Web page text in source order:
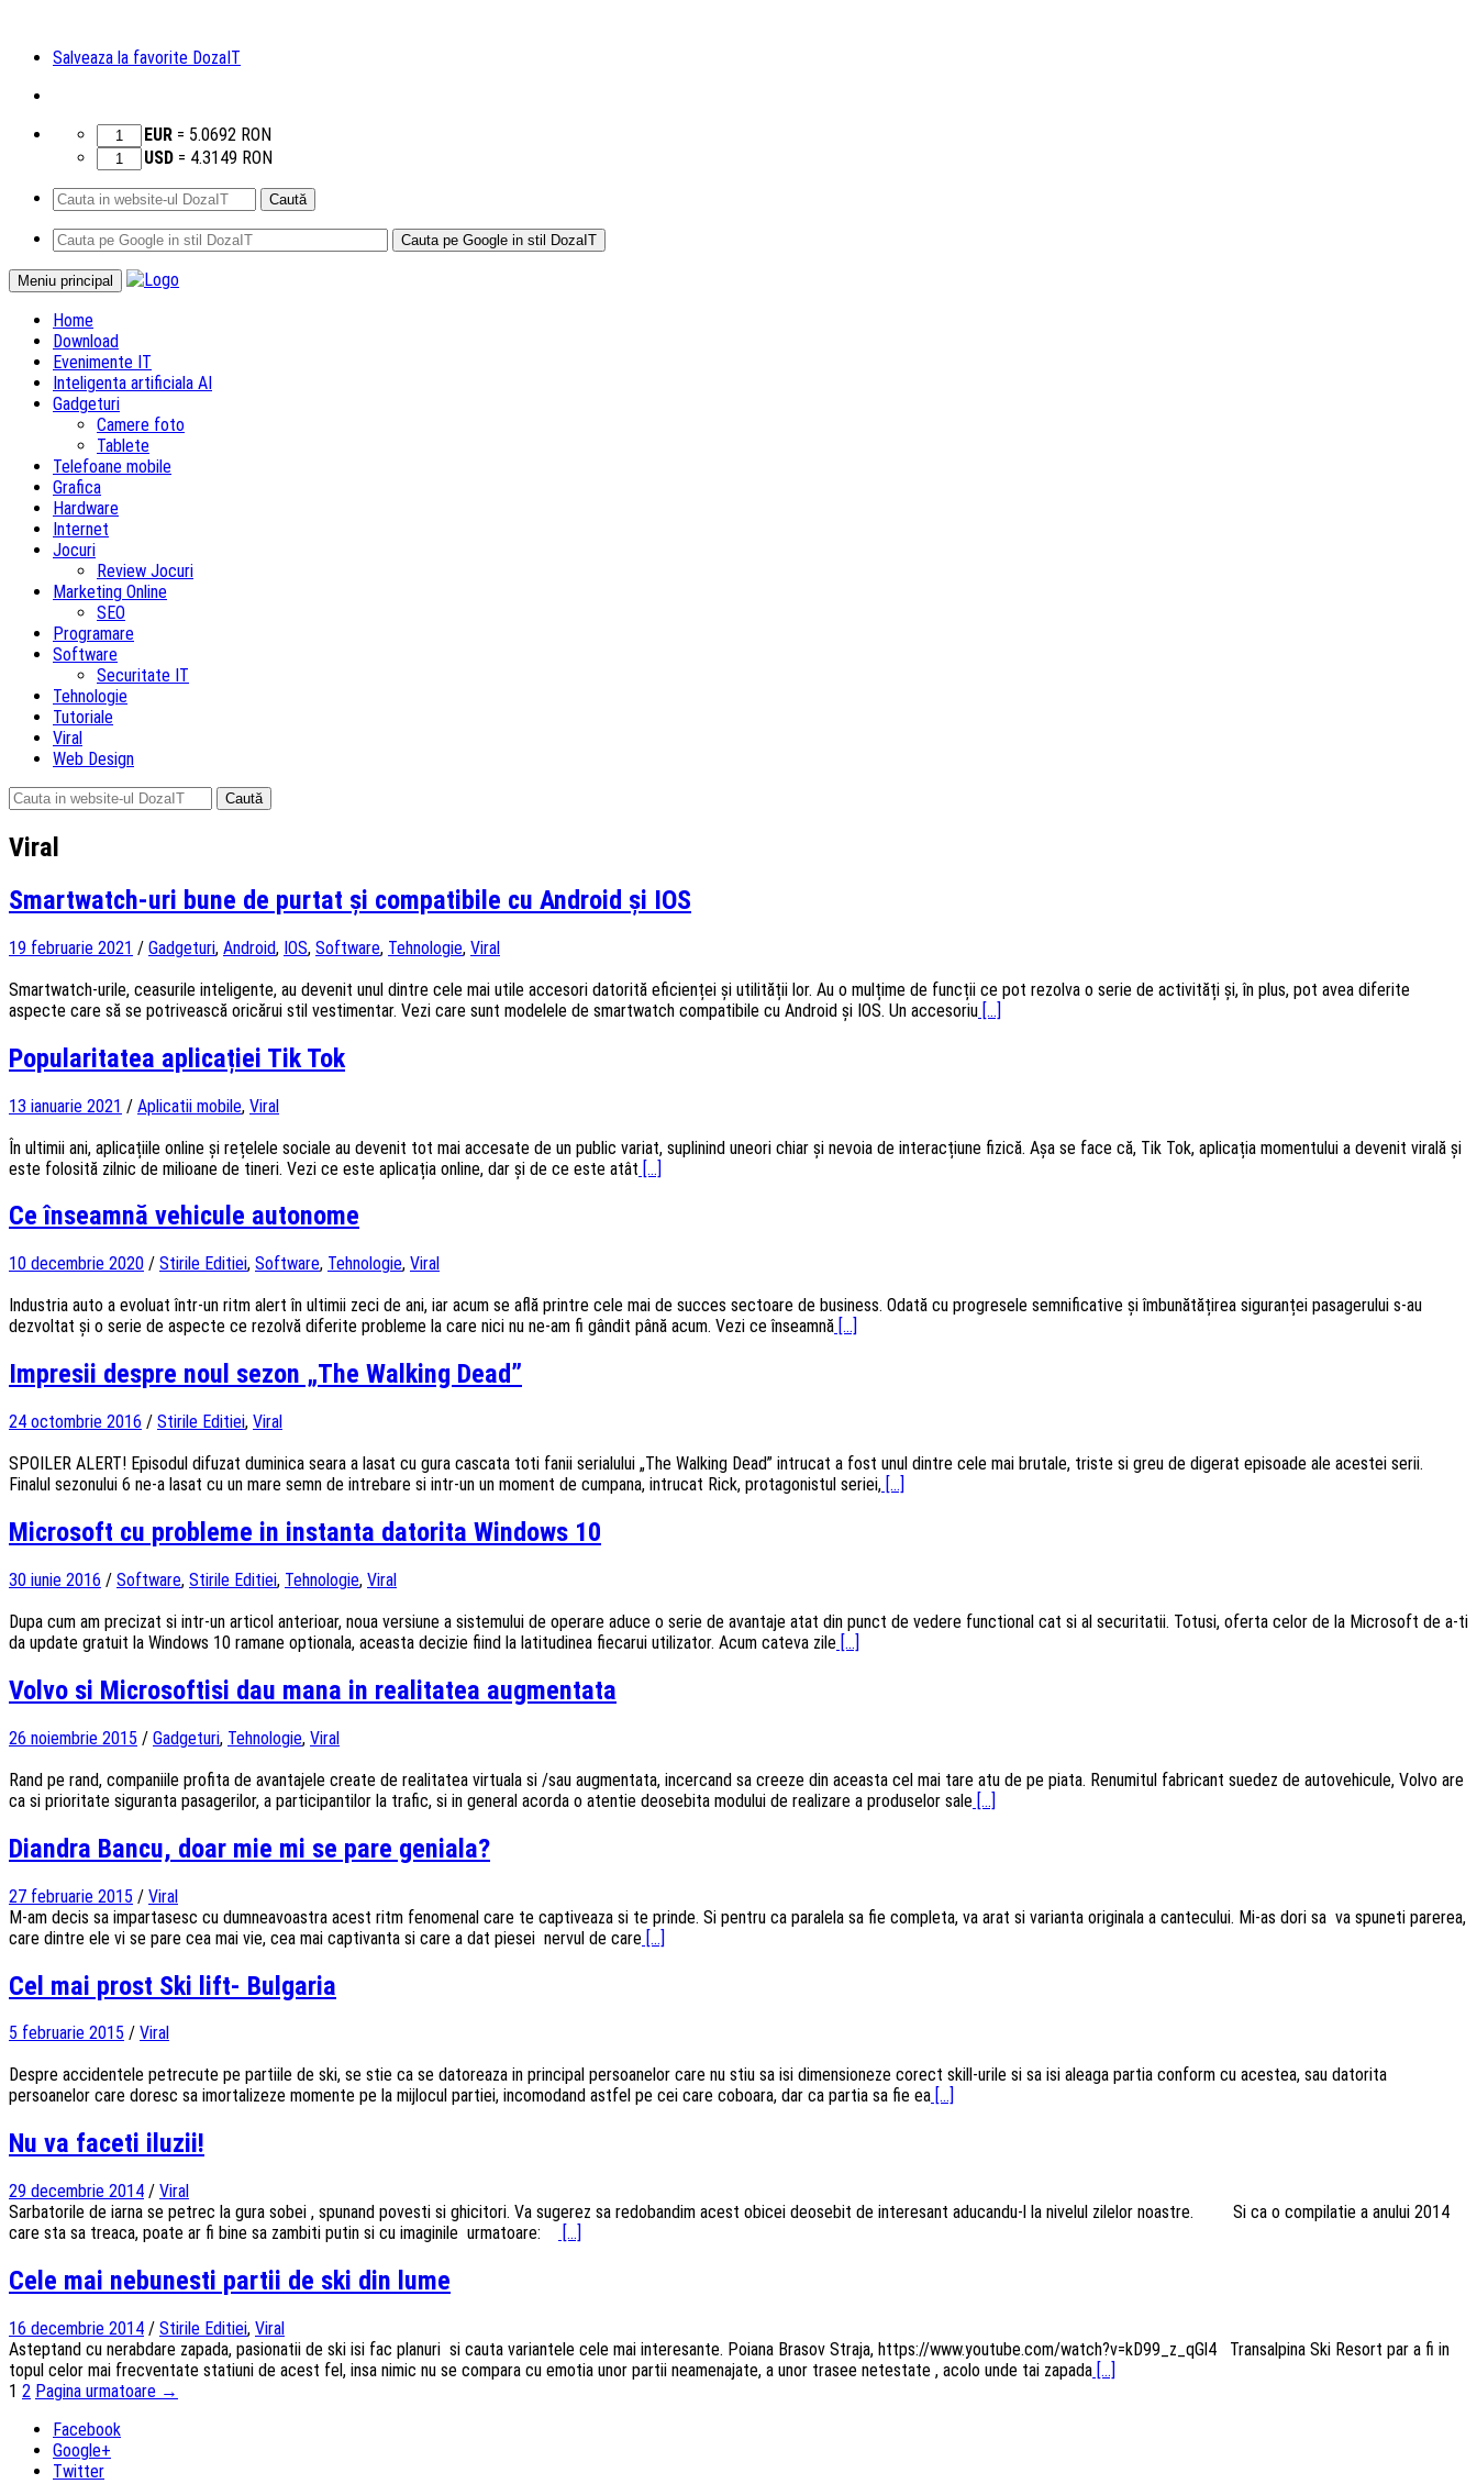
Salveaza la favorite DozaIT
EUR = 5.0692 RON
USD = 4.3149 RON
Caută
după:
Meniu principal
Sari
Home
Download
Evenimente IT
Inteligenta artificiala AI
Gadgeturi
Camere foto
Tablete
Telefoane mobile
Grafica
Hardware
Internet
Jocuri
Review Jocuri
Marketing Online
SEO
Programare
Software
Securitate IT
Tehnologie
Tutoriale
Viral
Web Design
Caută
după:
Viral
Smartwatch-uri bune de purtat și compatibile cu Android și IOS
19 februarie 2021 / Gadgeturi, Android, IOS, Software, Tehnologie, Viral
Smartwatch-urile, ceasurile inteligente, au devenit unul dintre cele mai utile accesori datorită eficienței și utilității lor. Au o mulțime de funcții ce pot rezolva o serie de activități și, în plus, pot avea diferite
aspecte care să se potrivească oricărui stil vestimentar. Vezi care sunt modelele de smartwatch compatibile cu Android și IOS. Un accesoriu [...]
Popularitatea aplicației Tik Tok
13 ianuarie 2021 / Aplicatii mobile, Viral
În ultimii ani, aplicațiile online și rețelele sociale au devenit tot mai accesate de un public variat, suplinind uneori chiar și nevoia de interacțiune fizică. Așa se face că, Tik Tok, aplicația momentului a devenit virală și
este folosită zilnic de milioane de tineri. Vezi ce este aplicația online, dar și de ce este atât [...]
Ce înseamnă vehicule autonome
10 decembrie 2020 / Stirile Editiei, Software, Tehnologie, Viral
Industria auto a evoluat într-un ritm alert în ultimii zeci de ani, iar acum se află printre cele mai de succes sectoare de business. Odată cu progresele semnificative și îmbunătățirea siguranței pasagerului s-au
dezvoltat și o serie de aspecte ce rezolvă diferite probleme la care nici nu ne-am fi gândit până acum. Vezi ce înseamnă [...]
Impresii despre noul sezon „The Walking Dead”
24 octombrie 2016 / Stirile Editiei, Viral
SPOILER ALERT! Episodul difuzat duminica seara a lasat cu gura cascata toti fanii serialului „The Walking Dead” intrucat a fost unul dintre cele mai brutale, triste si greu de digerat episoade ale acestei serii.
Finalul sezonului 6 ne-a lasat cu un mare semn de intrebare si intr-un un moment de cumpana, intrucat Rick, protagonistul seriei, [...]
Microsoft cu probleme in instanta datorita Windows 10
30 iunie 2016 / Software, Stirile Editiei, Tehnologie, Viral
Dupa cum am precizat si intr-un articol anterioar, noua versiune a sistemului de operare aduce o serie de avantaje atat din punct de vedere functional cat si al securitatii. Totusi, oferta celor de la Microsoft de a-ti
da update gratuit la Windows 10 ramane optionala, aceasta decizie fiind la latitudinea fiecarui utilizator. Acum cateva zile [...]
Volvo si Microsoftisi dau mana in realitatea augmentata
26 noiembrie 2015 / Gadgeturi, Tehnologie, Viral
Rand pe rand, companiile profita de avantajele create de realitatea virtuala si /sau augmentata, incercand sa creeze din aceasta cel mai tare atu de pe piata. Renumitul fabricant suedez de autovehicule, Volvo are
ca si prioritate siguranta pasagerilor, a participantilor la trafic, si in general acorda o atentie deosebita modului de realizare a produselor sale [...]
Diandra Bancu, doar mie mi se pare geniala?
27 februarie 2015 / Viral
M-am decis sa impartasesc cu dumneavoastra acest ritm fenomenal care te captiveaza si te prinde. Si pentru ca paralela sa fie completa, va arat si varianta originala a cantecului. Mi-as dori sa va spuneti parerea,
care dintre ele vi se pare cea mai vie, cea mai captivanta si care a dat piesei nervul de care [...]
Cel mai prost Ski lift- Bulgaria
5 februarie 2015 / Viral
Despre accidentele petrecute pe partiile de ski, se stie ca se datoreaza in principal persoanelor care nu stiu sa isi dimensioneze corect skill-urile si sa isi aleaga partia conform cu acestea, sau datorita
persoanelor care doresc sa imortalizeze momente pe la mijlocul partiei, incomodand astfel pe cei care coboara, dar ca partia sa fie ea [...]
Nu va faceti iluzii!
29 decembrie 2014 / Viral
Sarbatorile de iarna se petrec la gura sobei , spunand povesti si ghicitori. Va sugerez sa redobandim acest obicei deosebit de interesant aducandu-l la nivelul zilelor noastre. Si ca o compilatie a anului 2014
care sta sa treaca, poate ar fi bine sa zambiti putin si cu imaginile urmatoare:
[...]
Cele mai nebunesti partii de ski din lume
16 decembrie 2014 / Stirile Editiei, Viral
Asteptand cu nerabdare zapada, pasionatii de ski isi fac planuri si cauta variantele cele mai interesante. Poiana Brasov Straja, https://www.youtube.com/watch?v=kD99_z_qGl4 Transalpina Ski Resort par a fi in
topul celor mai frecventate statiuni de acest fel, insa nimic nu se compara cu emotia unor partii neamenajate, a unor trasee netestate , acolo unde tai zapada [...]
Navigarea
1 2 Pagina urmatoare →
Facebook
Google+
Twitter